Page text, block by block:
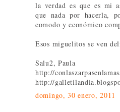
la verdad es que es mi
que nada por hacerla,
comodo y económico
Esos miguelitos se ven
Salu2, Paula
http://
http://
domingo, 30 enero, 2011